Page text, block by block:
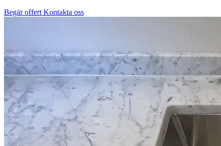
Begär offert Kontakta oss